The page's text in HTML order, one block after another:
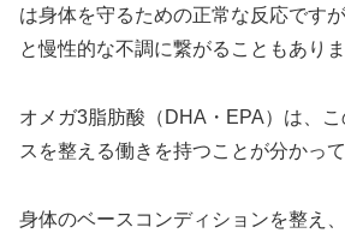
は身体を守るための正常な反応です
と慢性的な不調に繋がることもありま
オメガ3脂肪酸（DHA・EPA）は、
スを整える働きを持つことが分かって
身体のベースコンディションを整え